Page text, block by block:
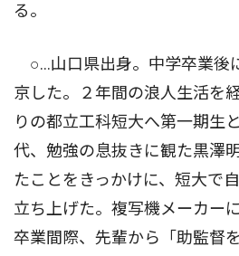
る。
○…山口県出身。中学卒業後
京した。２年間の浪人生活を
りの都立工科短大へ第一期生
代、勉強の息抜きに観た黒澤
たことをきっかけに、短大で
立ち上げた。複写機メーカー
卒業間際、先輩から「助監督